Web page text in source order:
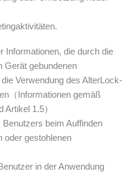
Informationen, die durch die
Gerät gebundenen
Verwendung des AlterLock-
（Informationen gemäß
1.5）
beim Auffinden
oder gestohlenen
in der Anwendung